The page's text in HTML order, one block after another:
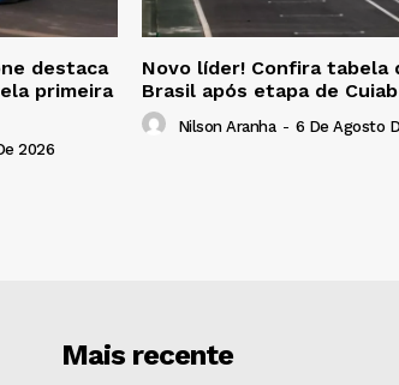
destaca
primeira
2026
Novo líder! Confira tabela
Brasil após etapa de
Nilson Aranha - 6 De Agosto
Mais recente